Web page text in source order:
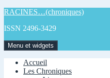
Aller
contenu
RACINES…(chroniques)
ISSN 2496-3429
Menu et widgets
Accueil
Les Chroniques